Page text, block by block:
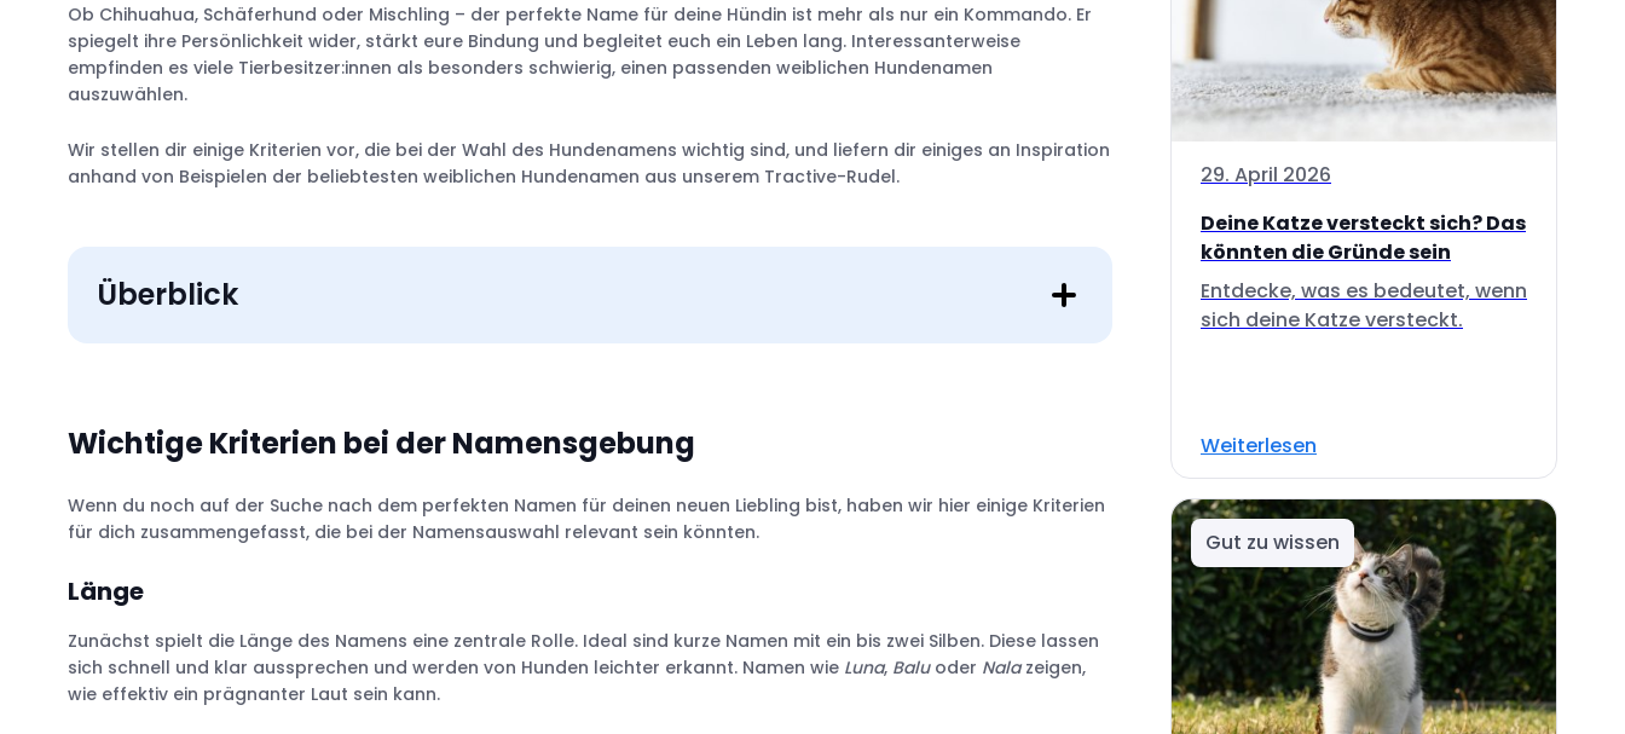
Ob Chihuahua, Schäferhund oder Mischling – der perfekte Name für deine Hündin ist mehr als nur ein Kommando. Er
spiegelt ihre Persönlichkeit wider, stärkt eure Bindung und begleitet euch ein Leben lang. Interessanterweise
empfinden es viele Tierbesitzer:innen als besonders schwierig, einen passenden weiblichen Hundenamen
auszuwählen.
Wir stellen dir einige Kriterien vor, die bei der Wahl des Hundenamens wichtig sind, und liefern dir einiges an Inspiration
anhand von Beispielen der beliebtesten weiblichen Hundenamen aus unserem Tractive-Rudel.
Überblick
Abhebung von häufigen Befehlen
Natur & Jahreszeiten
Internationale Namen
Filme, Serien & Literatur
Wichtige Kriterien bei der Namensgebung
Wenn du noch auf der Suche nach dem perfekten Namen für deinen neuen Liebling bist, haben wir hier einige Kriterien
für dich zusammengefasst, die bei der Namensauswahl relevant sein könnten.
Länge
Zunächst spielt die Länge des Namens eine zentrale Rolle. Ideal sind kurze Namen mit ein bis zwei Silben. Diese lassen
sich schnell und klar aussprechen und werden von Hunden leichter erkannt. Namen wie Luna, Balu oder Nalazeigen,
wie effektiv ein prägnanter Laut sein kann.
29. April 2026
Deine Katze versteckt sich? Das
könnten die Gründe sein
Entdecke, was es bedeutet, wenn
sich deine Katze versteckt.
Weiterlesen
Gut zu wissen